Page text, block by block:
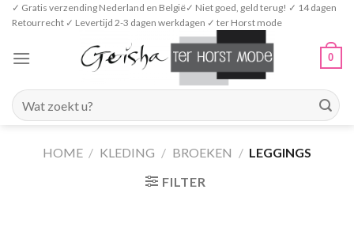
Skip✓ Gratis verzending Nederland en België✓ Niet goed, geld terug! ✓ 14 dagen
Retourrecht ✓ Levertijd 2-3 dagen werkdagen ✓ ter Horst mode
0
Zoeken
naar:
HOME / KLEDING / BROEKEN / LEGGINGS
FILTER